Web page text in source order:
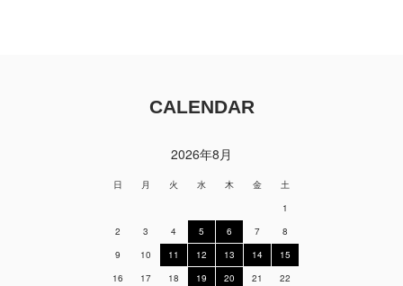
CALENDAR
2026年8月
日 月 火 水 木 金
土
1
2
3 4 5 6 7
8
9
10 11 12 13 14
15
16
17 18 19 20 21
22